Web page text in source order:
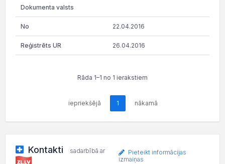
22.04.2016
26.04.2016
Rāda 1–1 no 1 ierakstiem
iepriekšējā 1 nākamā
Kontakti sadarbībā ar
Pieteikt informācijas
izmaiņas